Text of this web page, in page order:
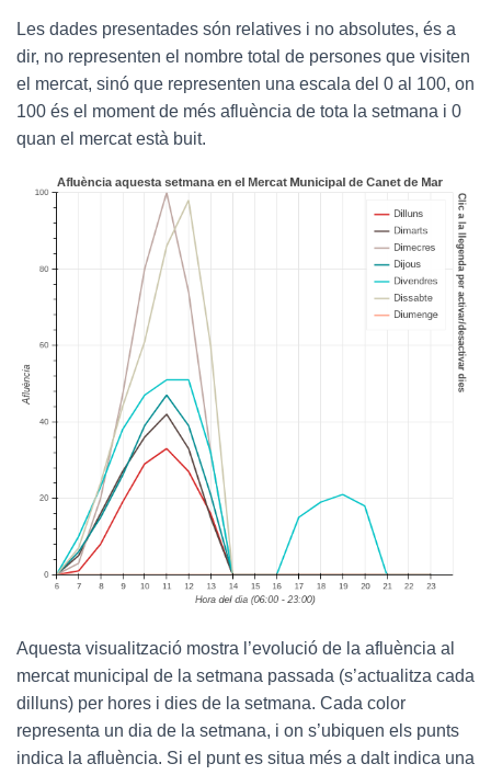
Les dades presentades són relatives i no absolutes, és a
dir, no representen el nombre total de persones que visiten
el mercat, sinó que representen una escala del 0 al 100, on
100 és el moment de més afluència de tota la setmana i 0
quan el mercat està buit.
Aquesta visualització mostra l’evolució de la afluència al
mercat municipal de la setmana passada (s’actualitza cada
dilluns) per hores i dies de la setmana. Cada color
representa un dia de la setmana, i on s’ubiquen els punts
indica la afluència. Si el punt es situa més a dalt indica una